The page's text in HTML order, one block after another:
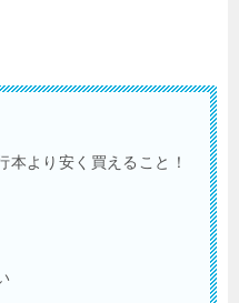
本より安く買えること！